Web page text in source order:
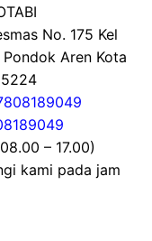
No. 175 Kel
Pondok Aren Kota
– 17.00)
kami pada jam